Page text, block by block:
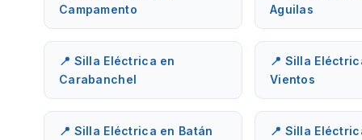
Campamento
Aguilas
📍 Silla Eléctrica en
Carabanchel
📍 Silla
Vientos
📍 Silla Eléctrica en Batán 📍 Silla